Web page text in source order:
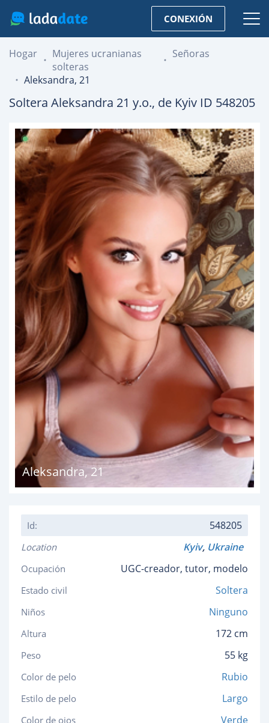
CONEXIÓN
Hogar
Mujeres ucranianas
solteras
Señoras
Aleksandra, 21
Soltera Aleksandra 21 y.o., de Kyiv ID 548205
Aleksandra,21
Id: 548205
Location Kyiv, Ukraine
Ocupación UGC-creador, tutor, modelo
Estado civil Soltera
Niños Ninguno
Altura 172 cm
Peso 55 kg
Color de pelo Rubio
Estilo de pelo Largo
Color de ojos Verde